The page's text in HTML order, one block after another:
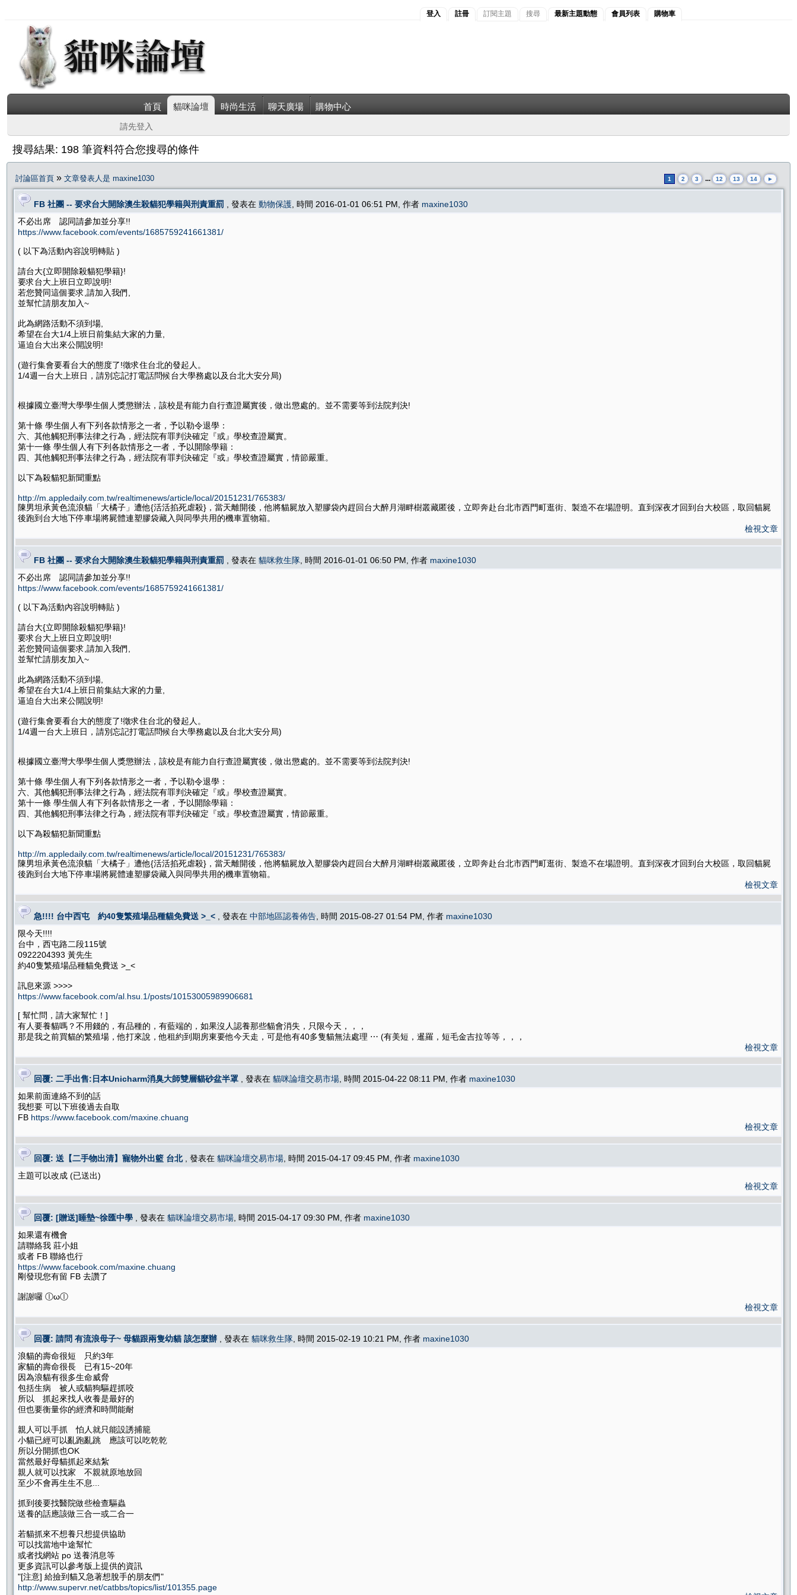
登入 註冊 訂閱主題 搜尋 最新主題動態 會員列表 購物車
首頁 貓咪論壇 時尚生活 聊天廣場 購物中心
請先登入
搜尋結果: 198 筆資料符合您搜尋的條件
討論區首頁 » 文章發表人是 maxine1030 1 2 3 ... 12 13 14 ►
FB 社團 -- 要求台大開除澳生殺貓犯學籍與刑責重罰 , 發表在 動物保護 , 時間 2016-01-01 06:51 PM, 作者 maxine1030
不必出席 認同請參加並分享!!
https://www.facebook.com/events/1685759241661381/
( 以下為活動內容說明轉貼 )
請台大{立即開除殺貓犯學籍}!
要求台大上班日立即說明!
若您贊同這個要求,請加入我們,
並幫忙請朋友加入~
此為網路活動不須到場,
希望在台大1/4上班日前集結大家的力量,
逼迫台大出來公開說明!
(遊行集會要看台大的態度了!徵求住台北的發起人。
1/4週一台大上班日，請別忘記打電話問候台大學務處以及台北大安分局)
根據國立臺灣大學學生個人獎懲辦法，該校是有能力自行查證屬實後，做出懲處的。並不需要等到法院判決!
第十條 學生個人有下列各款情形之一者，予以勒令退學：
六、其他觸犯刑事法律之行為，經法院有罪判決確定『或』學校查證屬實。
第十一條 學生個人有下列各款情形之一者，予以開除學籍：
四、其他觸犯刑事法律之行為，經法院有罪判決確定『或』學校查證屬實，情節嚴重。
以下為殺貓犯新聞重點
http://m.appledaily.com.tw/realtimenews/article/local/20151231/765383/
陳男坦承黃色流浪貓「大橘子」遭他{活活掐死虐殺}，當天離開後，他將貓屍放入塑膠袋內趕回台大醉月湖畔樹叢藏匿後，立即奔赴台北市西門町逛街、製造不在場證明。直到深夜才回到台大校區，取回貓屍
後跑到台大地下停車場將屍體連塑膠袋藏入與同學共用的機車置物箱。
檢視文章
FB 社團 -- 要求台大開除澳生殺貓犯學籍與刑責重罰 , 發表在 貓咪救生隊 , 時間 2016-01-01 06:50 PM, 作者 maxine1030
不必出席 認同請參加並分享!!
https://www.facebook.com/events/1685759241661381/
( 以下為活動內容說明轉貼 )
請台大{立即開除殺貓犯學籍}!
要求台大上班日立即說明!
若您贊同這個要求,請加入我們,
並幫忙請朋友加入~
此為網路活動不須到場,
希望在台大1/4上班日前集結大家的力量,
逼迫台大出來公開說明!
(遊行集會要看台大的態度了!徵求住台北的發起人。
1/4週一台大上班日，請別忘記打電話問候台大學務處以及台北大安分局)
根據國立臺灣大學學生個人獎懲辦法，該校是有能力自行查證屬實後，做出懲處的。並不需要等到法院判決!
第十條 學生個人有下列各款情形之一者，予以勒令退學：
六、其他觸犯刑事法律之行為，經法院有罪判決確定『或』學校查證屬實。
第十一條 學生個人有下列各款情形之一者，予以開除學籍：
四、其他觸犯刑事法律之行為，經法院有罪判決確定『或』學校查證屬實，情節嚴重。
以下為殺貓犯新聞重點
http://m.appledaily.com.tw/realtimenews/article/local/20151231/765383/
陳男坦承黃色流浪貓「大橘子」遭他{活活掐死虐殺}，當天離開後，他將貓屍放入塑膠袋內趕回台大醉月湖畔樹叢藏匿後，立即奔赴台北市西門町逛街、製造不在場證明。直到深夜才回到台大校區，取回貓屍
後跑到台大地下停車場將屍體連塑膠袋藏入與同學共用的機車置物箱。
檢視文章
急!!!! 台中西屯 約40隻繁殖場品種貓免費送 >_< , 發表在 中部地區認養佈告 , 時間 2015-08-27 01:54 PM, 作者 maxine1030
限今天!!!!
台中，西屯路二段115號
0922204393 黃先生
約40隻繁殖場品種貓免費送 >_<
訊息來源 >>>>
https://www.facebook.com/al.hsu.1/posts/10153005989906681
[ 幫忙問，請大家幫忙！]
有人要養貓嗎？不用錢的，有品種的，有藍端的，如果沒人認養那些貓會消失，只限今天，，，
那是我之前買貓的繁殖場，他打來說，他租約到期房東要他今天走，可是他有40多隻貓無法處理 ⋯ (有美短，暹羅，短毛金吉拉等等，，，
檢視文章
回覆: 二手出售:日本Unicharm消臭大師雙層貓砂盆半罩 , 發表在 貓咪論壇交易市場 , 時間 2015-04-22 08:11 PM, 作者 maxine1030
如果前面連絡不到的話
我想要 可以下班後過去自取
FB https://www.facebook.com/maxine.chuang
檢視文章
回覆: 送【二手物出清】寵物外出籃 台北 , 發表在 貓咪論壇交易市場 , 時間 2015-04-17 09:45 PM, 作者 maxine1030
主題可以改成 (已送出)
檢視文章
回覆: [贈送]睡墊~徐匯中學 , 發表在 貓咪論壇交易市場 , 時間 2015-04-17 09:30 PM, 作者 maxine1030
如果還有機會
請聯絡我 莊小姐
或者 FB 聯絡也行
https://www.facebook.com/maxine.chuang
剛發現您有留 FB 去讚了
謝謝囉 ⓛωⓛ
檢視文章
回覆: 請問 有流浪母子~ 母貓跟兩隻幼貓 該怎麼辦 , 發表在 貓咪救生隊 , 時間 2015-02-19 10:21 PM, 作者 maxine1030
浪貓的壽命很短 只約3年
家貓的壽命很長 已有15~20年
因為浪貓有很多生命威脅
包括生病 被人或貓狗驅趕抓咬
所以 抓起來找人收養是最好的
但也要衡量你的經濟和時間能耐
親人可以手抓 怕人就只能設誘捕籠
小貓已經可以亂跑亂跳 應該可以吃乾乾
所以分開抓也OK
當然最好母貓抓起來結紮
親人就可以找家 不親就原地放回
至少不會再生生不息...
抓到後要找醫院做些檢查驅蟲
送養的話應該做三合一或二合一
若貓抓來不想養只想提供協助
可以找當地中途幫忙
或者找網站 po 送養消息等
更多資訊可以參考版上提供的資訊
"[注意] 給撿到貓又急著想脫手的朋友們"
http://www.supervr.net/catbbs/topics/list/101355.page